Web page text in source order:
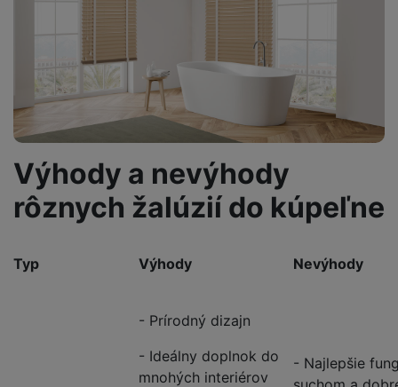
Výhody a nevýhody
rôznych žalúzií do kúpeľne
Typ Výhody Nevýhody
- Prírodný dizajn
- Ideálny doplnok do
mnohých interiérov
- Najlepšie